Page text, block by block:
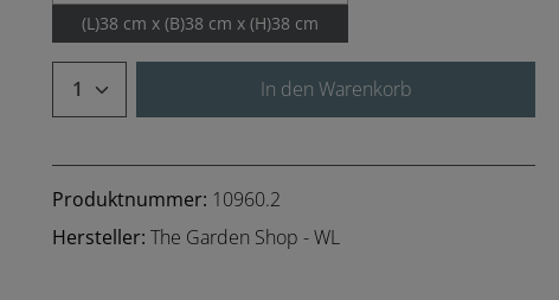
(L)38 cm x (B)38 cm x (H)38 cm
Produkt Anzahl: Gib den
In den Warenkorb
Produktnummer: 10960.2
Hersteller: The Garden Shop - WL